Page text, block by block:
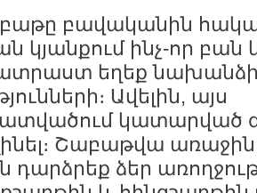
բավականին
կյանքում ինչ-որ բան
եղեք
Ավելին, այս
կատարված
Շաբաթվա
դարձրեք ձեր